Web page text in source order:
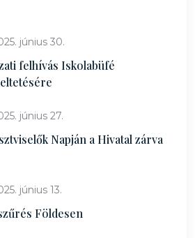
június 30.
felhívás Iskolabüfé
június 27.
Napján a Hivatal zárva
június 13.
Földesen